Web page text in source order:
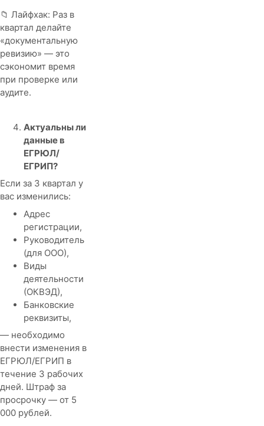
📁 Лайфхак: Раз в
квартал делайте
«документальную
ревизию» — это
сэкономит время
при проверке или
аудите.
Актуальны ли
данные в
ЕГРЮЛ/
ЕГРИП?
Если за 3 квартал у
вас изменились:
Адрес
регистрации,
Руководитель
(для ООО),
Виды
деятельности
(ОКВЭД),
Банковские
реквизиты,
— необходимо
внести изменения в
ЕГРЮЛ/ЕГРИП в
течение 3 рабочих
дней. Штраф за
просрочку — от 5
000 рублей.